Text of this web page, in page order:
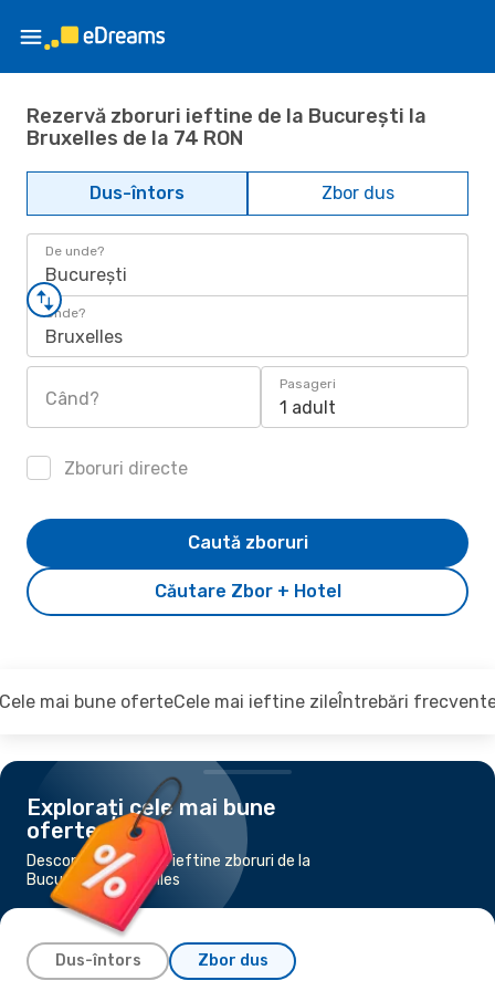
Rezervă zboruri ieftine de la București la
Bruxelles de la 74 RON
Dus-întors Zbor dus
De unde?
București
Unde?
Bruxelles
Când?
Pasageri
1 adult
Zboruri directe
Căutare Zbor + Hotel
Caută zboruri
mai bune oferteCele mai ieftine zileÎntrebări
Explorați cele mai bune
oferte
Descoperiți cele mai ieftine zboruri de la
București la Bruxelles
Dus-întors Zbor dus